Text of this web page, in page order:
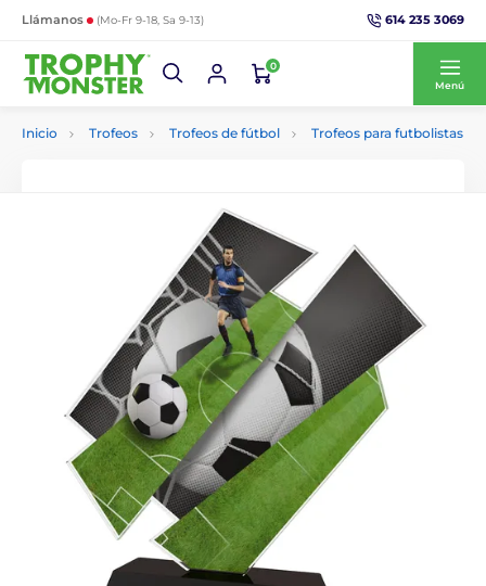
Llámanos (Mo-Fr 9-18, Sa 9-13) 614 235 3069
0
Menú
Inicio Trofeos Trofeos de fútbol Trofeos para futbolistas